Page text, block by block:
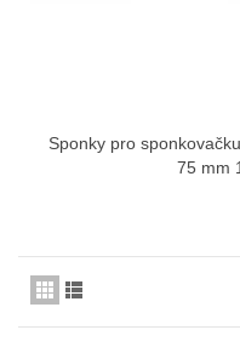
Sponky pro
75 mm